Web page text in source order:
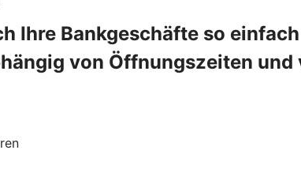
Ihre Bankgeschäfte so
von Öffnungszeiten